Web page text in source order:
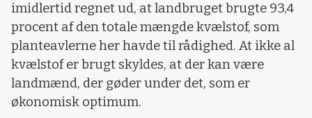
imidlertid regnet ud, at landbruget brugte 93,4
procent af den totale mængde kvælstof, som
planteavlerne her havde til rådighed. At ikke al
kvælstof er brugt skyldes, at der kan være
landmænd, der gøder under det, som er
økonomisk optimum.